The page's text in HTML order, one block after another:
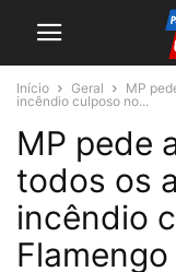
Início Geral
MP
incêndio culposo no...
MP pede
todos os
incêndio
Flamengo